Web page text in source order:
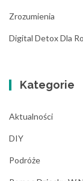
Zrozumienia
Digital Detox Dla
Kategorie
Aktualności
DIY
Podróże